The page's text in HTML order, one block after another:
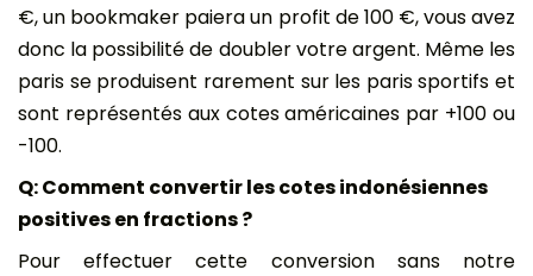
€, un bookmaker paiera un profit de 100 €, vous avez
donc la possibilité de doubler votre argent. Même les
paris se produisent rarement sur les paris sportifs et
sont représentés aux cotes américaines par +100 ou
-100.
Q: Comment convertir les cotes indonésiennes
positives en fractions ?
Pour effectuer cette conversion sans notre